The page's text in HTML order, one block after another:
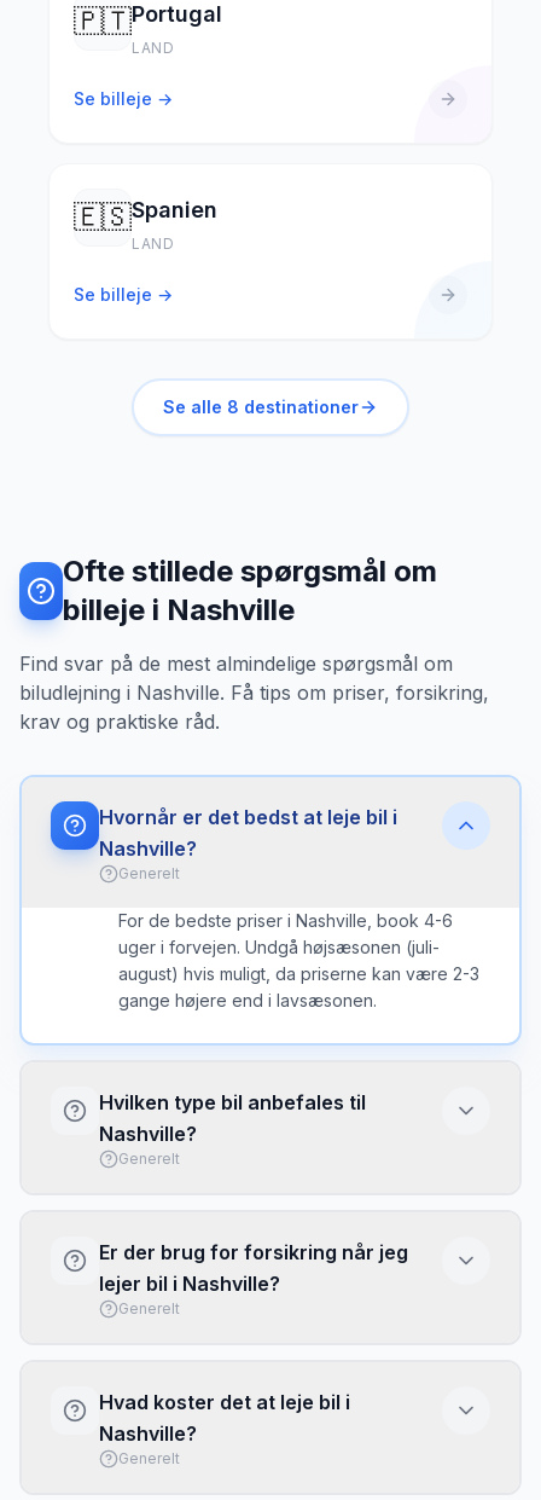
🇵🇹Portugal
LAND
Se billeje →
🇪🇸Spanien
LAND
Se billeje →
Se alle 8 destinationer
Ofte stillede spørgsmål om
billeje i Nashville
Find svar på de mest almindelige spørgsmål om
biludlejning i Nashville. Få tips om priser, forsikring,
krav og praktiske råd.
Hvornår er det bedst at leje bil i
Nashville?
Generelt
For de bedste priser i Nashville, book 4-6
uger i forvejen. Undgå højsæsonen (juli-
august) hvis muligt, da priserne kan være 2-3
gange højere end i lavsæsonen.
Hvilken type bil anbefales til
Nashville?
Generelt
Vælg større bil kun hvis du har meget bagage
eller mange passagerer.
Er der brug for forsikring når jeg
lejer bil i Nashville?
Generelt
at købe fuld dækning eller brug dit kreditkorts
rejseforsikring. Tjek altid hvad der er
inkluderet inden afhentning.
Hvad koster det at leje bil i
Nashville?
Generelt